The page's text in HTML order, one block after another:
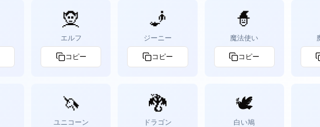
🧝
エルフ
コピー
🧞
ジーニー
コピー
🧙
魔法使い
コピー
🦄
ユニコーン
🐉
ドラゴン
🕊️
白い鳩